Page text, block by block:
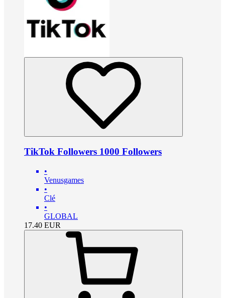
TikTok Followers 1000 Followers
•
Venusgames
•
Clé
•
GLOBAL
17.40 EUR